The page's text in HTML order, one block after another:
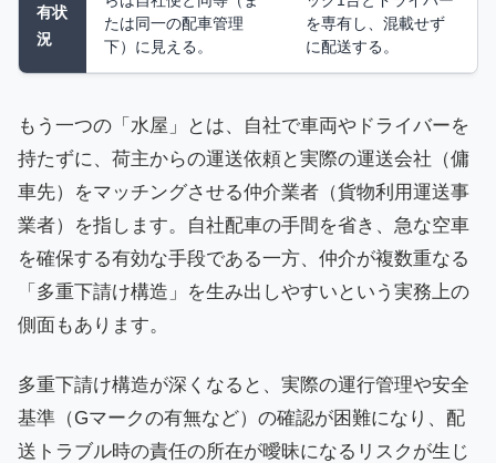
有状
況
たは同一の配車管理
下）に見える。
を専有し、混載せず
に配送する。
もう一つの「水屋」とは、自社で車両やドライバーを
持たずに、荷主からの運送依頼と実際の運送会社（傭
車先）をマッチングさせる仲介業者（貨物利用運送事
業者）を指します。自社配車の手間を省き、急な空車
を確保する有効な手段である一方、仲介が複数重なる
「多重下請け構造」を生み出しやすいという実務上の
側面もあります。
多重下請け構造が深くなると、実際の運行管理や安全
基準（Gマークの有無など）の確認が困難になり、配
送トラブル時の責任の所在が曖昧になるリスクが生じ